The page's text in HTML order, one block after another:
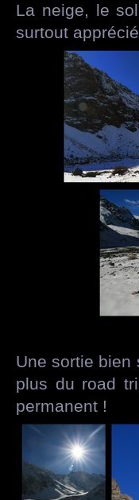
La neige, le
surtout
Une sortie bien
plus du road
permanent !